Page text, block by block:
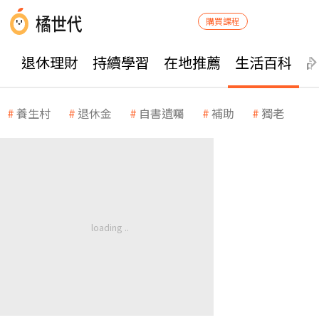
購買課程
退休理財 持續學習 在地推薦 生活百科
養生村 退休金 自書遺囑 補助 獨老